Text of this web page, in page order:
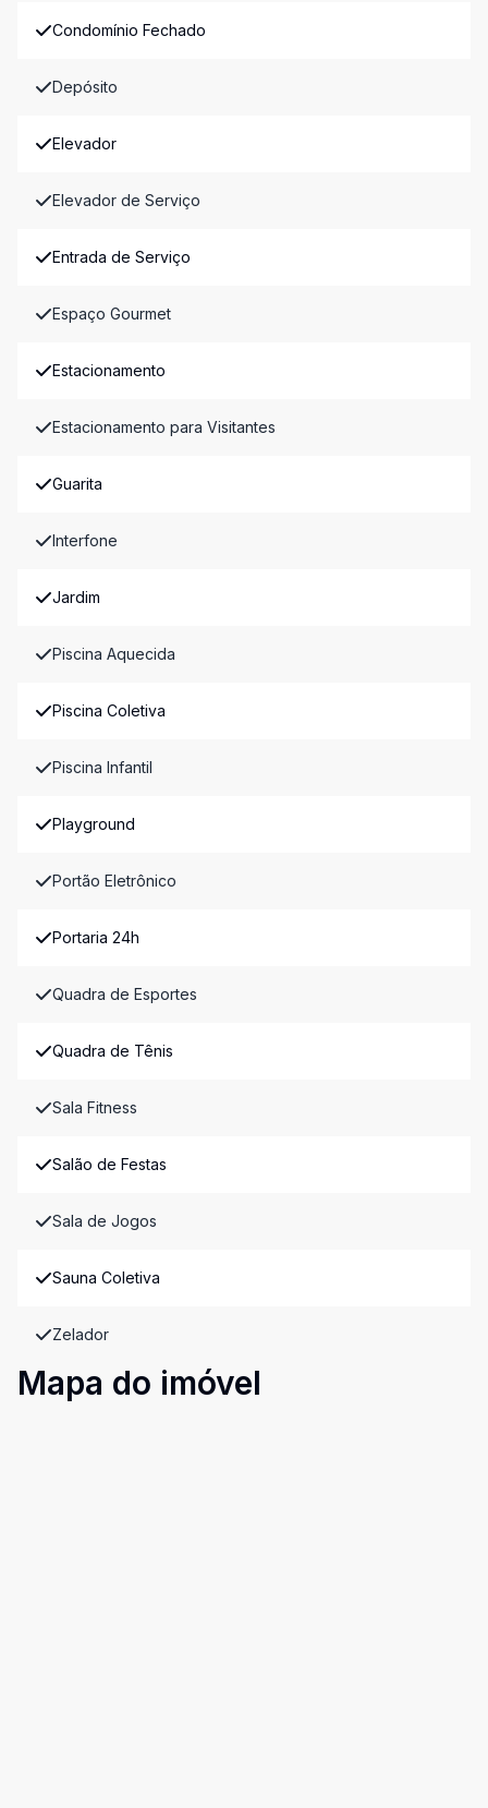
Condomínio Fechado
Depósito
Elevador
Elevador de Serviço
Entrada de Serviço
Espaço Gourmet
Estacionamento
Estacionamento para Visitantes
Guarita
Interfone
Jardim
Piscina Aquecida
Piscina Coletiva
Piscina Infantil
Playground
Portão Eletrônico
Portaria 24h
Quadra de Esportes
Quadra de Tênis
Sala Fitness
Salão de Festas
Sala de Jogos
Sauna Coletiva
Zelador
Mapa do imóvel